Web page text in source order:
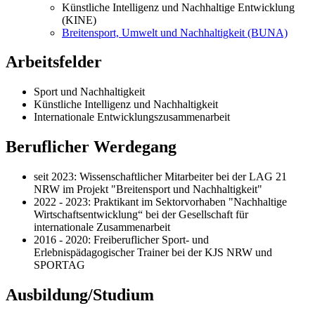
Künstliche Intelligenz und Nachhaltige Entwicklung
(KINE)
Breitensport, Umwelt und Nachhaltigkeit (BUNA)
Arbeitsfelder
Sport und Nachhaltigkeit
Künstliche Intelligenz und Nachhaltigkeit
Internationale Entwicklungszusammenarbeit
Beruflicher Werdegang
seit 2023: Wissenschaftlicher Mitarbeiter bei der LAG 21
NRW im Projekt "Breitensport und Nachhaltigkeit"
2022 - 2023: Praktikant im Sektorvorhaben "Nachhaltige
Wirtschaftsentwicklung“ bei der Gesellschaft für
internationale Zusammenarbeit
2016 - 2020: Freiberuflicher Sport- und
Erlebnispädagogischer Trainer bei der KJS NRW und
SPORTAG
Ausbildung/Studium